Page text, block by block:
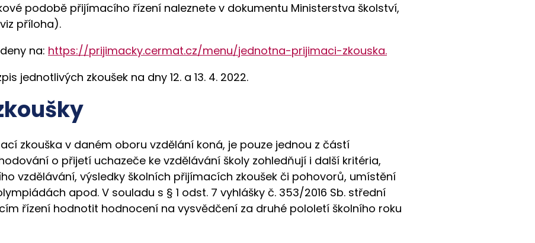
podobě přijímacího řízení naleznete v dokumentu Ministerstva školství,
příloha).
na: https://prijimacky.cermat.cz/menu/jednotna-prijimaci-zkouska.
jednotlivých zkoušek na dny 12. a 13. 4. 2022.
zkouška v daném oboru vzdělání koná, je pouze jednou z částí
o přijetí uchazeče ke vzdělávání školy zohledňují i další kritéria,
vzdělávání, výsledky školních přijímacích zkoušek či pohovorů, umístění
apod. V souladu s § 1 odst. 7 vyhlášky č. 353/2016 Sb. střední
řízení hodnotit hodnocení na vysvědčení za druhé pololetí školního roku